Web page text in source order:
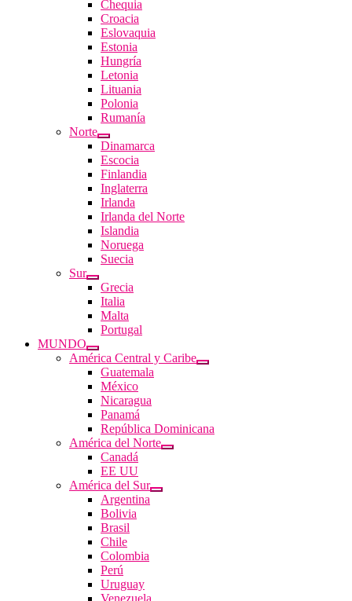
Chequia
Croacia
Eslovaquia
Estonia
Hungría
Letonia
Lituania
Polonia
Rumanía
Norte
Dinamarca
Escocia
Finlandia
Inglaterra
Irlanda
Irlanda del Norte
Islandia
Noruega
Suecia
Sur
Grecia
Italia
Malta
Portugal
MUNDO
América Central y Caribe
Guatemala
México
Nicaragua
Panamá
República Dominicana
América del Norte
Canadá
EE UU
América del Sur
Argentina
Bolivia
Brasil
Chile
Colombia
Perú
Uruguay
Venezuela